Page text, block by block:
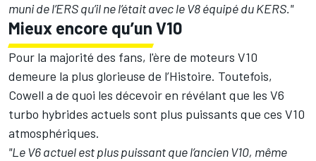
muni de l’ERS qu’il ne l’était avec le V8 équipé du KERS."
Mieux encore qu’un V10
Pour la majorité des fans, l'ère de moteurs V10
demeure la plus glorieuse de l’Histoire. Toutefois,
Cowell a de quoi les décevoir en révélant que les V6
turbo hybrides actuels sont plus puissants que ces V10
atmosphériques.
"Le V6 actuel est plus puissant que l’ancien V10, même